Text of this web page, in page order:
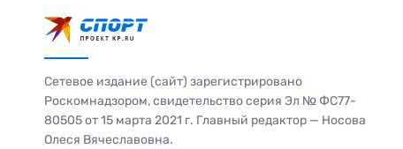
Сетевое издание (сайт) зарегистрировано
Роскомнадзором, свидетельство серия Эл № ФС77-
80505 от 15 марта 2021 г. Главный редактор — Носова
Олеся Вячеславовна.